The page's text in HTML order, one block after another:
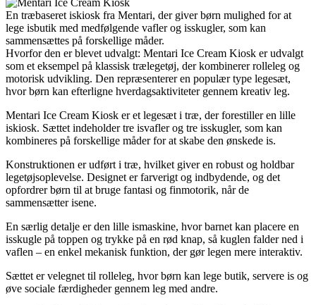
En træbaseret iskiosk fra Mentari, der giver børn mulighed for at
lege isbutik med medfølgende vafler og isskugler, som kan
sammensættes på forskellige måder.
Hvorfor den er blevet udvalgt: Mentari Ice Cream Kiosk er udvalgt
som et eksempel på klassisk trælegetøj, der kombinerer rolleleg og
motorisk udvikling. Den repræsenterer en populær type legesæt,
hvor børn kan efterligne hverdagsaktiviteter gennem kreativ leg.
Mentari Ice Cream Kiosk er et legesæt i træ, der forestiller en lille
iskiosk. Sættet indeholder tre isvafler og tre isskugler, som kan
kombineres på forskellige måder for at skabe den ønskede is.
Konstruktionen er udført i træ, hvilket giver en robust og holdbar
legetøjsoplevelse. Designet er farverigt og indbydende, og det
opfordrer børn til at bruge fantasi og finmotorik, når de
sammensætter isene.
En særlig detalje er den lille ismaskine, hvor barnet kan placere en
isskugle på toppen og trykke på en rød knap, så kuglen falder ned i
vaflen – en enkel mekanisk funktion, der gør legen mere interaktiv.
Sættet er velegnet til rolleleg, hvor børn kan lege butik, servere is og
øve sociale færdigheder gennem leg med andre.